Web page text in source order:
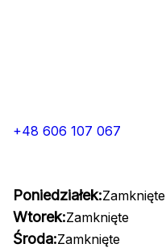
+48 606 107 067
Poniedziałek:Zamknięte
Wtorek:Zamknięte
Środa:Zamknięte